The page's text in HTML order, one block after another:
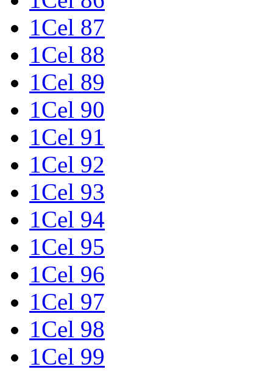
1Cel 87
1Cel 88
1Cel 89
1Cel 90
1Cel 91
1Cel 92
1Cel 93
1Cel 94
1Cel 95
1Cel 96
1Cel 97
1Cel 98
1Cel 99